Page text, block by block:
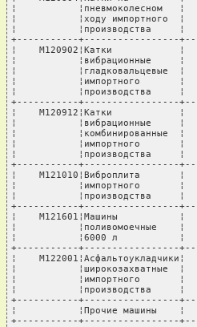
¦
¦           ¦ходу
¦           ¦производства
+-----------+-----------------
¦    М120902¦Катки            ¦
¦           ¦вибрационные
¦
¦           ¦импортного
¦           ¦производства
+-----------+-----------------
¦    М120912¦Катки            ¦
¦           ¦вибрационные
¦
¦           ¦импортного
¦           ¦производства
+-----------+-----------------
¦    М121010¦Виброплита
¦           ¦импортного
¦           ¦производства
+-----------+-----------------
¦    М121601¦Машины
¦
¦           ¦6000 л
+-----------+-----------------
¦
¦
¦           ¦импортного
¦           ¦производства
+-----------+-----------------
¦           ¦Прочие машины
+-----------+-----------------